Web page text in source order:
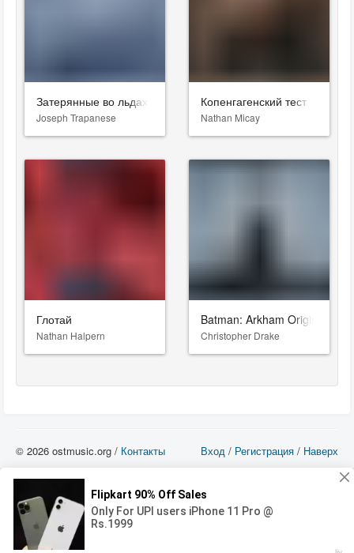
Затерянные во льдах
Joseph Trapanese
Копенгагенский тест
Nathan Micay
Глотай
Nathan Halpern
Batman: Arkham Origins
Christopher Drake
Вход / Регистрация / Наверх
© 2026 ostmusic.org / Контакты
можете использовать такие материалы только в том в случае, если
использование производится с ознакомительными целями - для прочих целей
вы должны приобрести лицензионную запись.